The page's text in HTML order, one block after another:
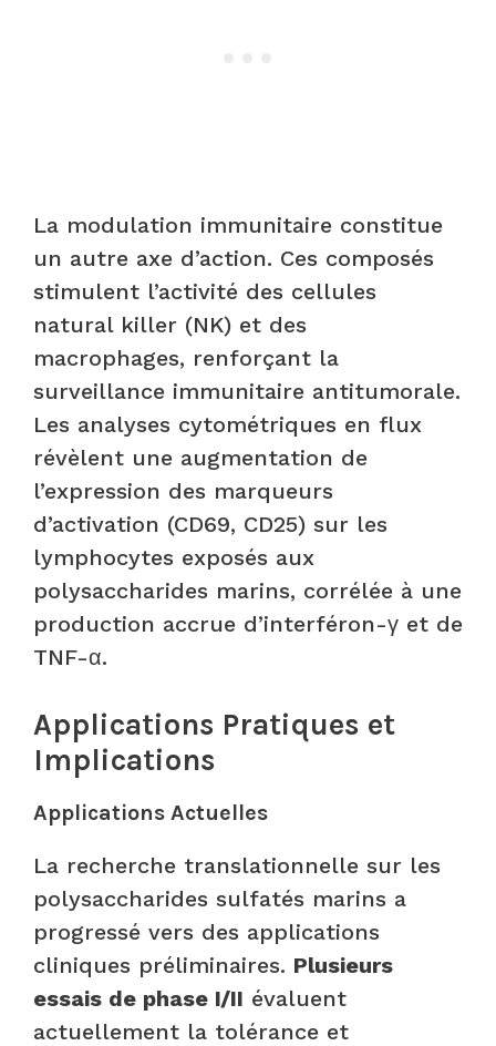
La modulation immunitaire constitue
un autre axe d’action. Ces composés
stimulent l’activité des cellules
natural killer (NK) et des
macrophages, renforçant la
surveillance immunitaire antitumorale.
Les analyses cytométriques en flux
révèlent une augmentation de
l’expression des marqueurs
d’activation (CD69, CD25) sur les
lymphocytes exposés aux
polysaccharides marins, corrélée à une
production accrue d’interféron-γ et de
TNF-α.
Applications Pratiques et
Implications
Applications Actuelles
La recherche translationnelle sur les
polysaccharides sulfatés marins a
progressé vers des applications
cliniques préliminaires. Plusieurs
essais de phase I/II évaluent
actuellement la tolérance et